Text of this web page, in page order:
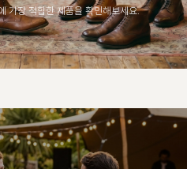
가장 적합한 제품을 확인해보세요.